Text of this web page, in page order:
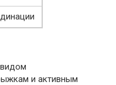
и активным